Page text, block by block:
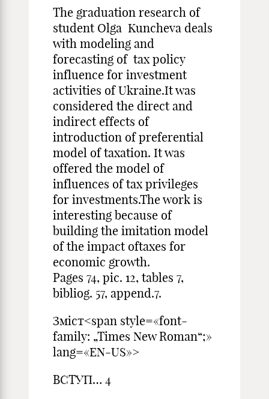
The graduation research of
student Olga Kuncheva deals
with modeling and
forecasting of tax policy
influence for investment
activities of Ukraine.It was
considered the direct and
indirect effects of
introduction of preferential
model of taxation. It was
offered the model of
influences of tax privileges
for investments.The work is
interesting because of
building the imitation model
of the impact oftaxes for
economic growth.
Pages 74, pic. 12, tables 7,
bibliog. 57, append.7.
Зміст<span style=«font-
family: „Times New Roman“;»
lang=«EN-US»>
ВСТУП… 4